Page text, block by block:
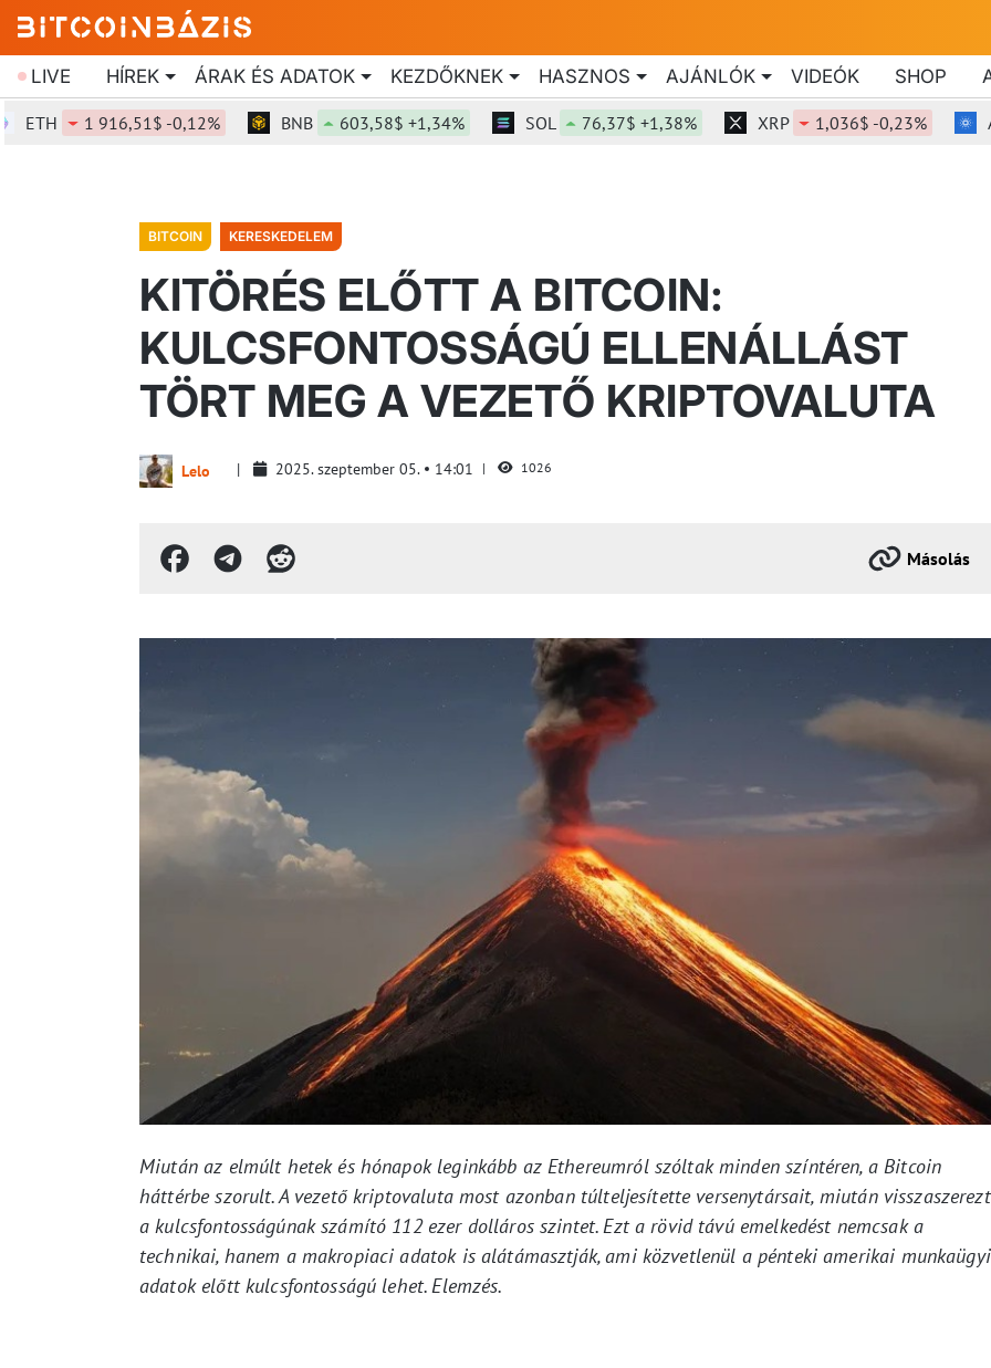
LIVE HÍREK ÁRAK ÉS ADATOK KEZDŐKNEK HASZNOS AJÁNLÓK VIDEÓK SHOP
1 916,51$ -0,12% BNB 603,58$ +1,34% SOL 76,37$ +1,38% XRP 1,036$ -0,23% ADA
BITCOIN KERESKEDELEM
KITÖRÉS ELŐTT A BITCOIN:
KULCSFONTOSSÁGÚ ELLENÁLLÁST
TÖRT MEG A VEZETŐ KRIPTOVALUTA
Lelo 2025. szeptember 05. 14:01 1026
Másolás
Miután az elmúlt hetek és hónapok leginkább az Ethereumról szóltak minden színtéren, a Bitcoin
háttérbe szorult. A vezető kriptovaluta most azonban túlteljesítette versenytársait, miután
a kulcsfontosságúnak számító 112 ezer dolláros szintet. Ezt a rövid távú emelkedést nemcsak a
technikai, hanem a makropiaci adatok is alátámasztják, ami közvetlenül a pénteki amerikai munkaügyi
adatok előtt kulcsfontosságú lehet. Elemzés.